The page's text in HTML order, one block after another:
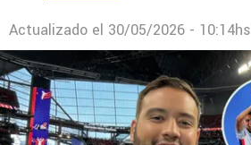
Actualizado el 30/05/2026 -